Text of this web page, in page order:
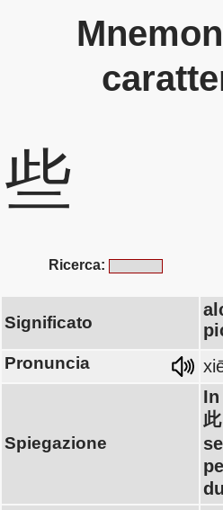
些
Ricerca:
Significato
Pronuncia
Spiegazione